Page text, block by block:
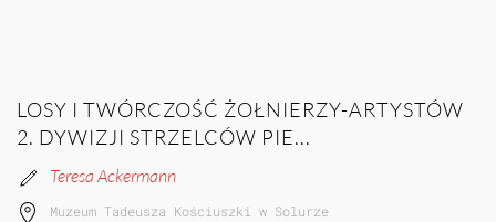
LOSY I TWÓRCZOŚĆ ŻOŁNIERZY-ARTYSTÓW
2. DYWIZJI STRZELCÓW PIE...
Teresa Ackermann
Muzeum Tadeusza Kościuszki w Solurze